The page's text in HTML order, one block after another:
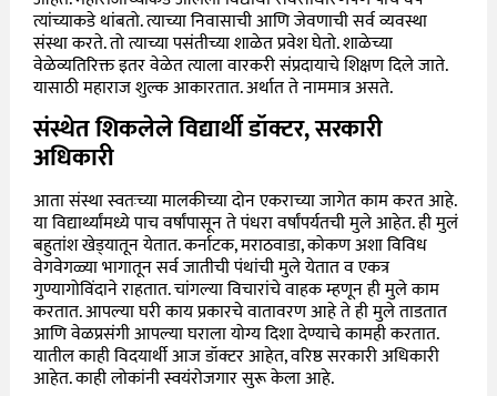
त्यांच्याकडे थांबतो. त्याच्या निवासाची आणि जेवणाची सर्व व्यवस्था
संस्था करते. तो त्याच्या पसंतीच्या शाळेत प्रवेश घेतो. शाळेच्या
वेळेव्यतिरिक्त इतर वेळेत त्याला वारकरी संप्रदायाचे शिक्षण दिले जाते.
यासाठी महाराज शुल्क आकारतात. अर्थात ते नाममात्र असते.
संस्थेत शिकलेले विद्यार्थी डॉक्टर, सरकारी
अधिकारी
आता संस्था स्वतःच्या मालकीच्या दोन एकराच्या जागेत काम करत आहे.
या विद्यार्थ्यांमध्ये पाच वर्षांपासून ते पंधरा वर्षांपर्यतची मुले आहेत. ही मुलं
बहुतांश खेड्‌यातून येतात. कर्नाटक, मराठवाडा, कोकण अशा विविध
वेगवेगळ्या भागातून सर्व जातीची पंथांची मुले येतात व एकत्र
गुण्यागोविंदाने राहतात. चांगल्या विचारांचे वाहक म्हणून ही मुले काम
करतात. आपल्या घरी काय प्रकारचे वातावरण आहे ते ही मुले ताडतात
आणि वेळप्रसंगी आपल्या घराला योग्य दिशा देण्याचे कामही करतात.
यातील काही विदयार्थी आज डॉक्टर आहेत, वरिष्ठ सरकारी अधिकारी
आहेत. काही लोकांनी स्वयंरोजगार सुरू केला आहे.